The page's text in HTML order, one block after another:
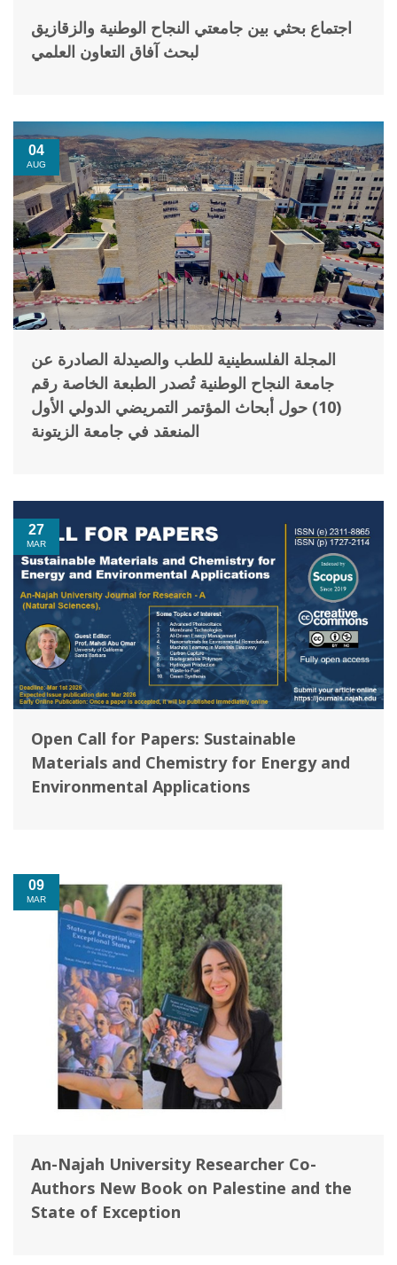
اجتماع بحثي بين جامعتي النجاح الوطنية والزقازيق
لبحث آفاق التعاون العلمي
04
AUG
المجلة الفلسطينية للطب والصيدلة الصادرة عن
جامعة النجاح الوطنية تُصدر الطبعة الخاصة رقم
(10) حول أبحاث المؤتمر التمريضي الدولي الأول
المنعقد في جامعة الزيتونة
27
MAR
Open Call for Papers: Sustainable
Materials and Chemistry for Energy and
Environmental Applications
09
MAR
An-Najah University Researcher Co-
Authors New Book on Palestine and the
State of Exception